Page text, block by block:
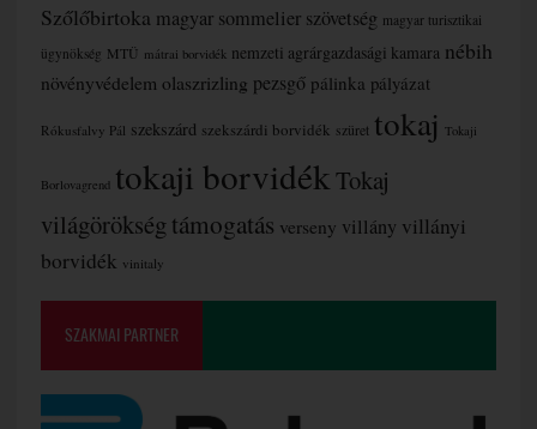
Szőlőbirtoka magyar sommelier szövetség magyar turisztikai
ügynökség MTÜ mátrai borvidék nemzeti agrárgazdasági kamara nébih
növényvédelem olaszrizling pezsgő pálinka pályázat
Rókusfalvy Pál szekszárd szekszárdi borvidék szüret tokaj Tokaji
Borlovagrend tokaji borvidékTokaj
világörökségtámogatás verseny villány villányi
borvidék vinitaly
SZAKMAI PARTNER